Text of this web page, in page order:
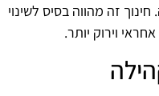
זה מהווה בסיס לשינוי
וירוק יותר.